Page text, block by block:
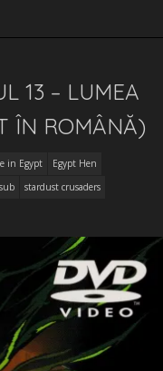
13 – LUMEA
ÎN ROMÂNĂ)
in Egypt
Egypt Hen
stardust crusaders